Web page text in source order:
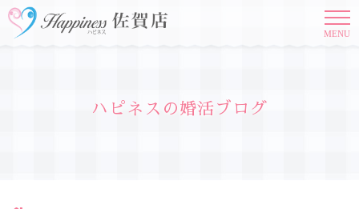
MENU
ハピネスの婚活ブログ